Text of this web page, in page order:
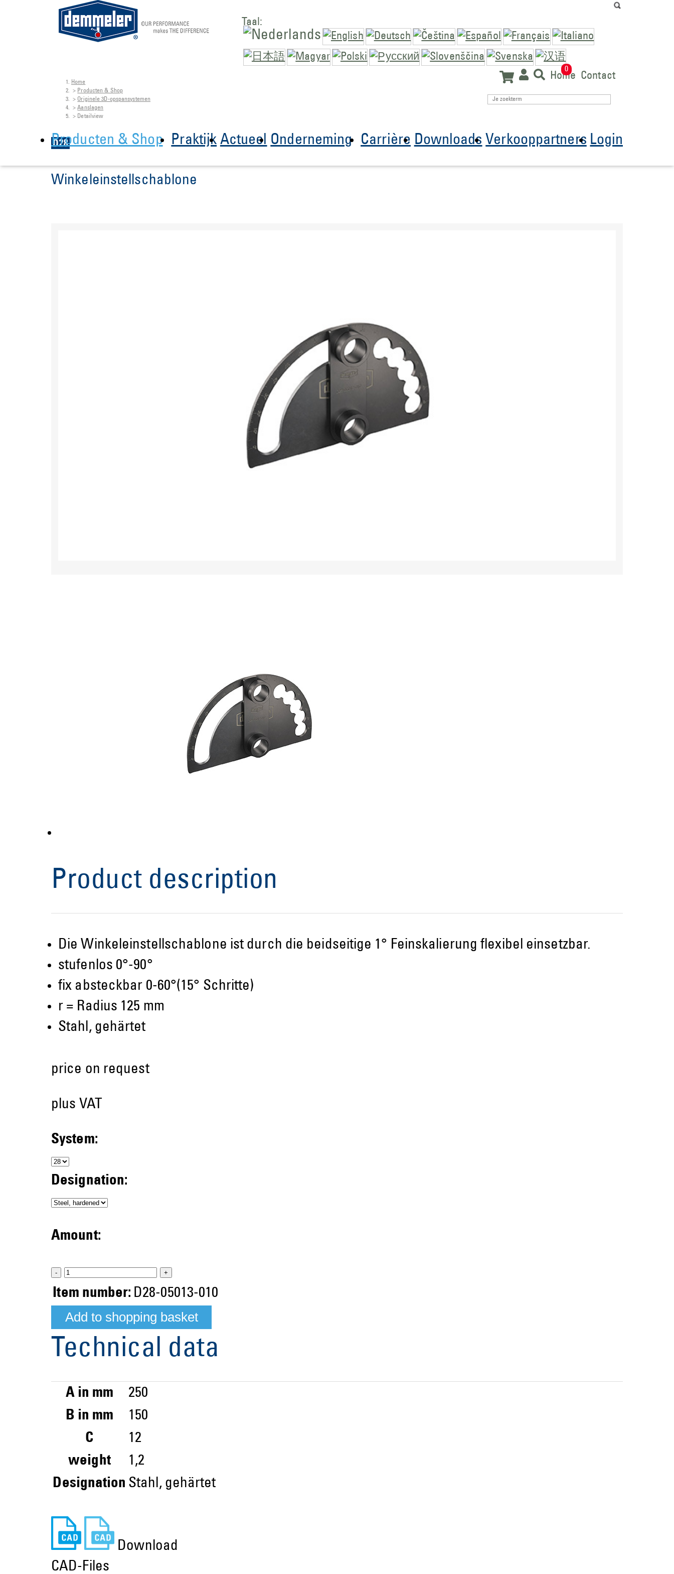
Skip to main content
Taal:
0
Home Contact
Producten & Shop Praktijk Actueel Onderneming Carrière Downloads Verkooppartners Login
You are here:
Home
Producten & Shop
Originele 3D-opspansystemen
Aanslagen
Detailview
Winkeleinstellschablone
Product description
Die Winkeleinstellschablone ist durch die beidseitige 1° Feinskalierung flexibel einsetzbar.
stufenlos 0°-90°
fix absteckbar 0-60°(15° Schritte)
r = Radius 125 mm
Stahl, gehärtet
price on request
plus VAT
System:
Designation:
Amount:
- +
Item number: D28-05013-010
Technical data
A in mm
250
B in mm
150
C
12
weight
1,2
Designation Stahl, gehärtet
Download
CAD-Files